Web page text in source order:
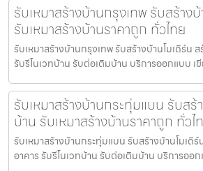
รับเหมาสร้างบ้านกรุงเทพ รับสร้าง
รับเหมาสร้างบ้านราคาถูก ทั่วไทย
รับเหมาสร้างบ้านกรุงเทพ รับสร้างบ้านโมเดิร์น
รับรีโนเวทบ้าน รับต่อเติมบ้าน บริการออกแบบ เ
รับเหมาสร้างบ้านกระทุ่มแบน รับส
บ้าน รับเหมาสร้างบ้านราคาถูก ทั่วไ
รับเหมาสร้างบ้านกระทุ่มแบน รับสร้างบ้านโมเดิร์
อาคาร รับรีโนเวทบ้าน รับต่อเติมบ้าน บริการออ